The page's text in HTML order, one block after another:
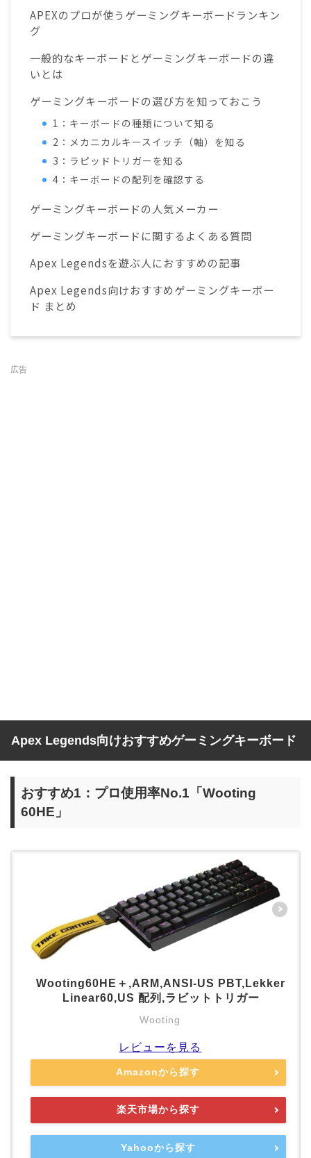
APEXのプロが使うゲーミングキーボードランキン
グ
一般的なキーボードとゲーミングキーボードの違
いとは
ゲーミングキーボードの選び方を知っておこう
1：キーボードの種類について知る
2：メカニカルキースイッチ（軸）を知る
3：ラピッドトリガーを知る
4：キーボードの配列を確認する
ゲーミングキーボードの人気メーカー
ゲーミングキーボードに関するよくある質問
Apex Legendsを遊ぶ人におすすめの記事
Apex Legends向けおすすめゲーミングキーボー
ド まとめ
広告
Apex Legends向けおすすめゲーミングキーボード
おすすめ1：プロ使用率No.1「Wooting
60HE」
Wooting60HE＋,ARM,ANSI-US PBT,Lekker
Linear60,US 配列,ラビットトリガー
Wooting
レビューを見る
Amazonから探す
楽天市場から探す
Yahooから探す